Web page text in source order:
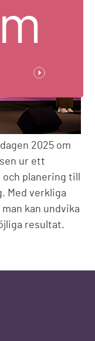
2025 om
ur ett
planering till
Med verkliga
kan undvika
resultat.